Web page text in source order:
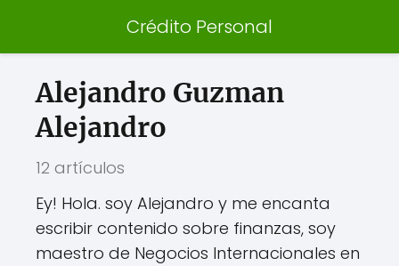
Crédito Personal
Alejandro Guzman
Alejandro
12 artículos
Ey! Hola. soy Alejandro y me encanta
escribir contenido sobre finanzas, soy
maestro de Negocios Internacionales en